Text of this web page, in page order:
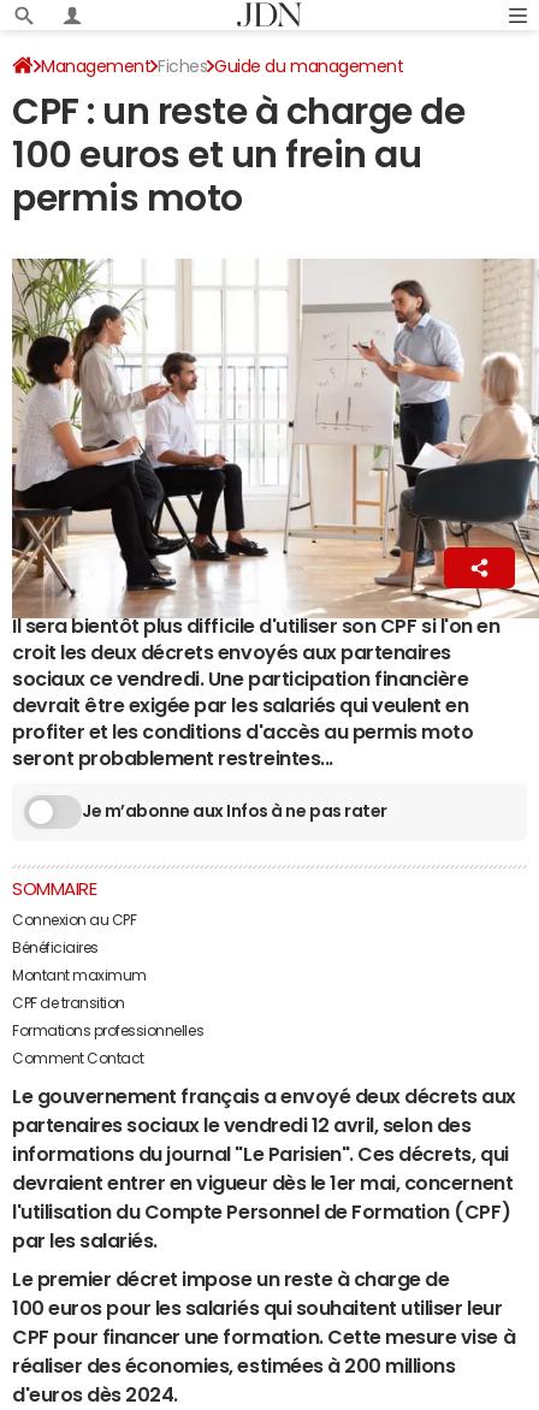
Management Fiches Guide du management
Formation professionnelle
CPF : un reste à charge de
100 euros et un frein au
permis moto
Ingrid Pilard
15 avril 2024 14:37
Il sera bientôt plus difficile d'utiliser son CPF si l'on en
croit les deux décrets envoyés aux partenaires
sociaux ce vendredi. Une participation financière
devrait être exigée par les salariés qui veulent en
profiter et les conditions d'accès au permis moto
seront probablement restreintes...
Je m’abonne aux Infos à ne pas rater
SOMMAIRE
Connexion au CPF
Bénéficiaires
Montant maximum
CPF de transition
Formations professionnelles
Comment Contact
Le gouvernement français a envoyé deux décrets aux
partenaires sociaux le vendredi 12 avril, selon des
informations du journal "Le Parisien". Ces décrets, qui
devraient entrer en vigueur dès le 1er mai, concernent
l'utilisation du Compte Personnel de Formation (CPF)
par les salariés.
Le premier décret impose un reste à charge de
100 euros pour les salariés qui souhaitent utiliser leur
CPF pour financer une formation. Cette mesure vise à
réaliser des économies, estimées à 200 millions
d'euros dès 2024.